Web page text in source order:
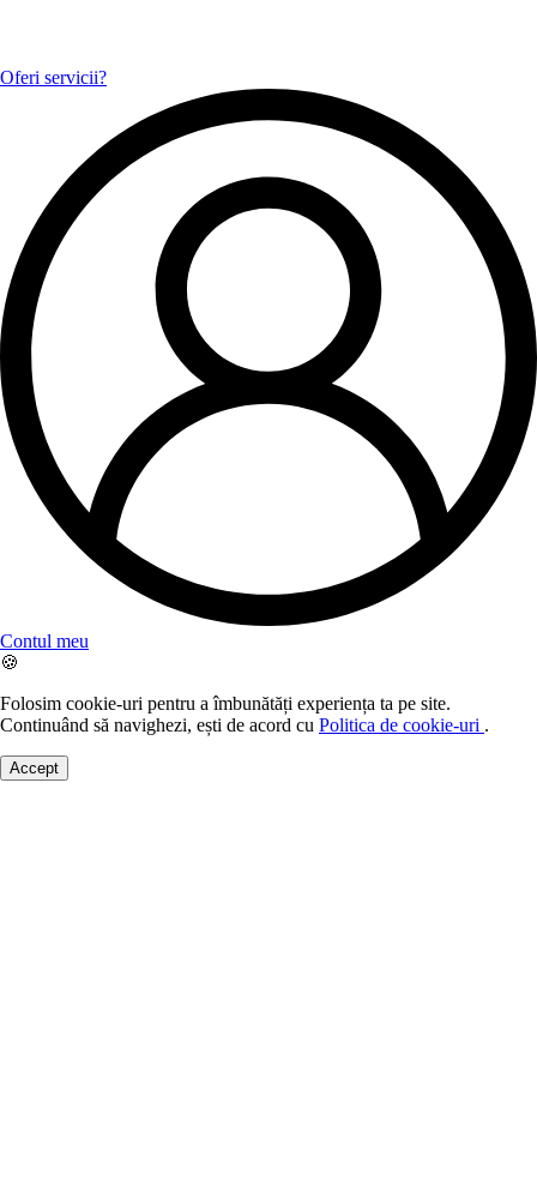
Oferi servicii?
Contul meu
🍪
Folosim cookie-uri pentru a îmbunătăți experiența ta pe site.
Continuând să navighezi, ești de acord cu Politica de cookie-uri .
Accept